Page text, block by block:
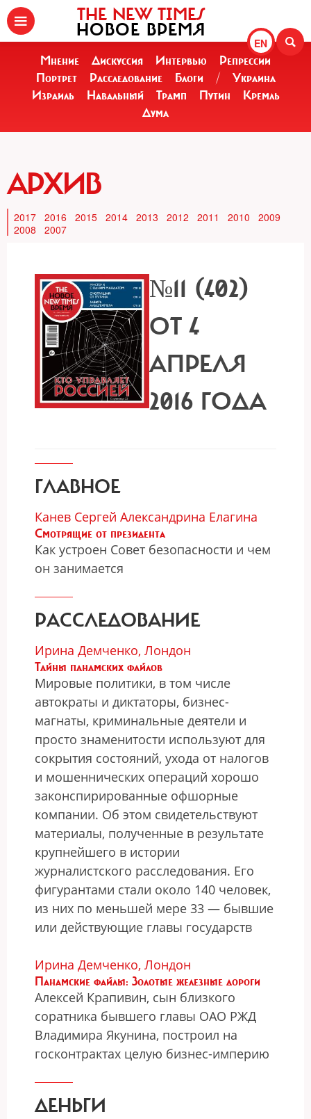
EN
THE NEW TIMES
НОВОЕ ВРЕМЯ
Мнение Дискуссия Интервью
Репрессии
Портрет
Расследование Блоги /
Украина
Израиль
Навальный Трамп Путин
Кремль
Дума
АРХИВ
2017 2016 2015 2014 2013 2012 2011 2010
2009
2008
2007
№11 (402)
ОТ 4
АПРЕЛЯ
2016 ГОДА
ГЛАВНОЕ
Канев Сергей Александрина Елагина
Смотрящие от президента
Как устроен Совет безопасности и чем
он занимается
РАССЛЕДОВАНИЕ
Ирина Демченко, Лондон
Тайны панамских файлов
Мировые политики, в том числе
автократы и диктаторы, бизнес-
магнаты, криминальные деятели и
просто знаменитости используют для
сокрытия состояний, ухода от налогов
и мошеннических операций хорошо
законспирированные офшорные
компании. Об этом свидетельствуют
материалы, полученные в результате
крупнейшего в истории
журналистского расследования. Его
фигурантами стали около 140 человек,
из них по меньшей мере 33 — бывшие
или действующие главы государств
Ирина Демченко, Лондон
Панамские файлы: Золотые железные дороги
Алексей Крапивин, сын близкого
соратника бывшего главы ОАО РЖД
Владимира Якунина, построил на
госконтрактах целую бизнес-империю
ДЕНЬГИ